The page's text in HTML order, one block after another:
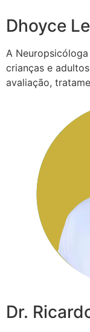
Dhoyce
A
crianças e
avaliação,
Dr.